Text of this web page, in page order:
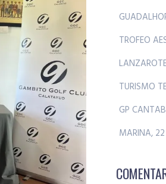
TROFEO
TURISMO
GP
MARINA,